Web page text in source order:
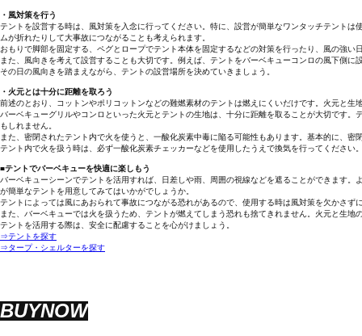
・風対策を行う
テントを設営する時は、風対策を入念に行ってください。特に、設営が簡単なワンタッチテント
ムが折れたりして大事故につながることも考えられます。
おもりで脚部を固定する、ペグとロープでテント本体を固定するなどの対策を行ったり、風の強い
また、風向きを考えて設営することも大切です。例えば、テントをバーベキューコンロの風下側
その日の風向きを踏まえながら、テントの設営場所を決めていきましょう。
・火元とは十分に距離を取ろう
前述のとおり、コットンやポリコットンなどの難燃素材のテントは燃えにくいだけです。火元と
バーベキューグリルやコンロといった火元とテントの生地は、十分に距離を取ることが大切です
もしれません。
また、密閉されたテント内で火を使うと、一酸化炭素中毒に陥る可能性もあります。基本的に、
テント内で火を扱う時は、必ず一酸化炭素チェッカーなどを使用したうえで換気を行ってください
■テントでバーベキューを快適に楽しもう
バーベキューシーンでテントを活用すれば、日差しや雨、周囲の視線などを遮ることができます
が簡単なテントを用意してみてはいかがでしょうか。
テントによっては風にあおられて事故につながる恐れがあるので、使用する時は風対策を欠かさず
また、バーベキューでは火を扱うため、テントが燃えてしまう恐れも捨てきれません。火元と生
テントを活用する際は、安全に配慮することを心がけましょう。
⇒テントを探す
⇒タープ・シェルターを探す
BUYNOW